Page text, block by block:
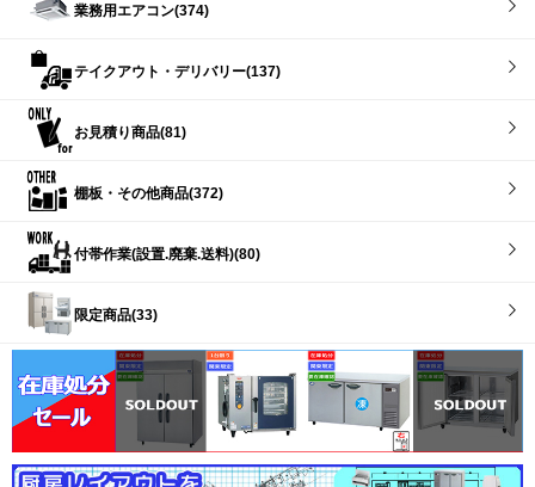
業務用エアコン(374)
テイクアウト・デリバリー(137)
お見積り商品(81)
棚板・その他商品(372)
付帯作業(設置.廃棄.送料)(80)
限定商品(33)